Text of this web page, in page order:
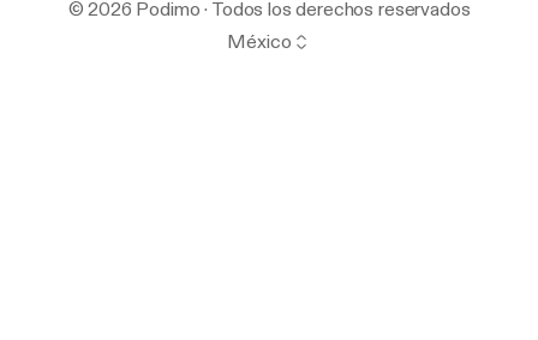
© 2026 Podimo · Todos los derechos reservados
México